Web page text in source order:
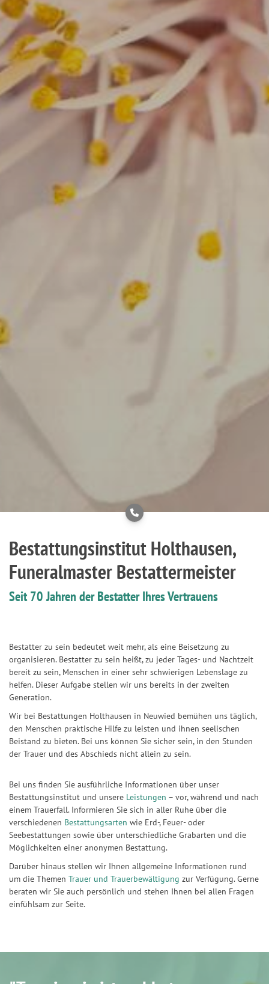
Bestattungsinstitut Holthausen,
Funeralmaster Bestattermeister
Seit 70 Jahren der Bestatter Ihres Vertrauens
Bestatter zu sein bedeutet weit mehr, als eine Beisetzung zu
organisieren. Bestatter zu sein heißt, zu jeder Tages- und Nachtzeit
bereit zu sein, Menschen in einer sehr schwierigen Lebenslage zu
helfen. Dieser Aufgabe stellen wir uns bereits in der zweiten
Generation.
Wir bei Bestattungen Holthausen in Neuwied bemühen uns täglich,
den Menschen praktische Hilfe zu leisten und ihnen seelischen
Beistand zu bieten. Bei uns können Sie sicher sein, in den Stunden
der Trauer und des Abschieds nicht allein zu sein.
Bei uns finden Sie ausführliche Informationen über unser
Bestattungsinstitut und unsere Leistungen – vor, während und nach
einem Trauerfall. Informieren Sie sich in aller Ruhe über die
verschiedenen Bestattungsarten wie Erd-, Feuer- oder
Seebestattungen sowie über unterschiedliche Grabarten und die
Möglichkeiten einer anonymen Bestattung.
Darüber hinaus stellen wir Ihnen allgemeine Informationen rund
um die Themen Trauer und Trauerbewältigung zur Verfügung. Gerne
beraten wir Sie auch persönlich und stehen Ihnen bei allen Fragen
einfühlsam zur Seite.